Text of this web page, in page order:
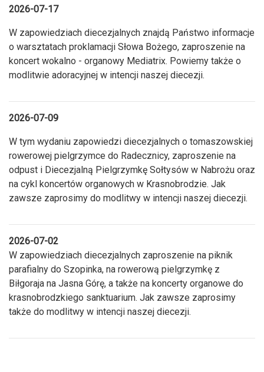
2026-07-17
W zapowiedziach diecezjalnych znajdą Państwo informacje
o warsztatach proklamacji Słowa Bożego, zaproszenie na
koncert wokalno - organowy Mediatrix. Powiemy także o
modlitwie adoracyjnej w intencji naszej diecezji.
2026-07-09
W tym wydaniu zapowiedzi diecezjalnych o tomaszowskiej
rowerowej pielgrzymce do Radecznicy, zaproszenie na
odpust i Diecezjalną Pielgrzymkę Sołtysów w Nabrożu oraz
na cykl koncertów organowych w Krasnobrodzie. Jak
zawsze zaprosimy do modlitwy w intencji naszej diecezji.
2026-07-02
W zapowiedziach diecezjalnych zaproszenie na piknik
parafialny do Szopinka, na rowerową pielgrzymkę z
Biłgoraja na Jasna Górę, a także na koncerty organowe do
krasnobrodzkiego sanktuarium. Jak zawsze zaprosimy
także do modlitwy w intencji naszej diecezji.